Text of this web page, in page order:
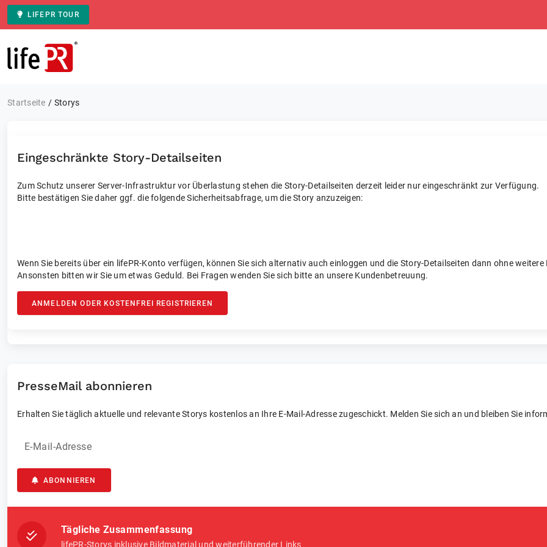
LIFEPR TOUR
Zur Startseite
Startseite Storys
Eingeschränkte Story-Detailseiten
Zum Schutz unserer Server-Infrastruktur vor Überlastung stehen die Story-Detailseiten derzeit leider nur eingeschränkt zur Verfügung.
Bitte bestätigen Sie daher ggf. die folgende Sicherheitsabfrage, um die Story anzuzeigen:
Wenn Sie bereits über ein lifePR-Konto verfügen, können Sie sich alternativ auch einloggen und die Story-Detailseiten dann ohne
Ansonsten bitten wir Sie um etwas Geduld. Bei Fragen wenden Sie sich bitte an unsere Kundenbetreuung.
ANMELDEN ODER KOSTENFREI REGISTRIEREN
PresseMail abonnieren
Erhalten Sie täglich aktuelle und relevante Storys kostenlos an Ihre E-Mail-Adresse zugeschickt. Melden Sie sich an und bleiben Sie
E-Mail-Adresse
ABONNIEREN
Tägliche Zusammenfassung
lifePR-Storys inklusive Bildmaterial und weiterführender Links